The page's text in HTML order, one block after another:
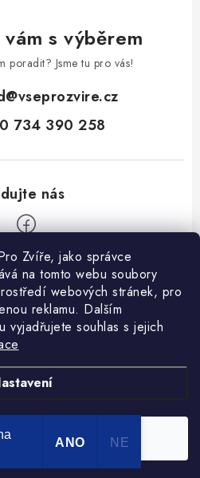
Zvíře, jako správce
na tomto webu soubory
webových stránek, pro
reklamu. Dalším
vyjadřujete souhlas s jejich
vám s výběrem
poradit? Jsme tu pro vás!
@vseprozvire.cz
734 390 258
recenze
Shoptet Premium
. Všechna práva vyhrazena.
ANO NE